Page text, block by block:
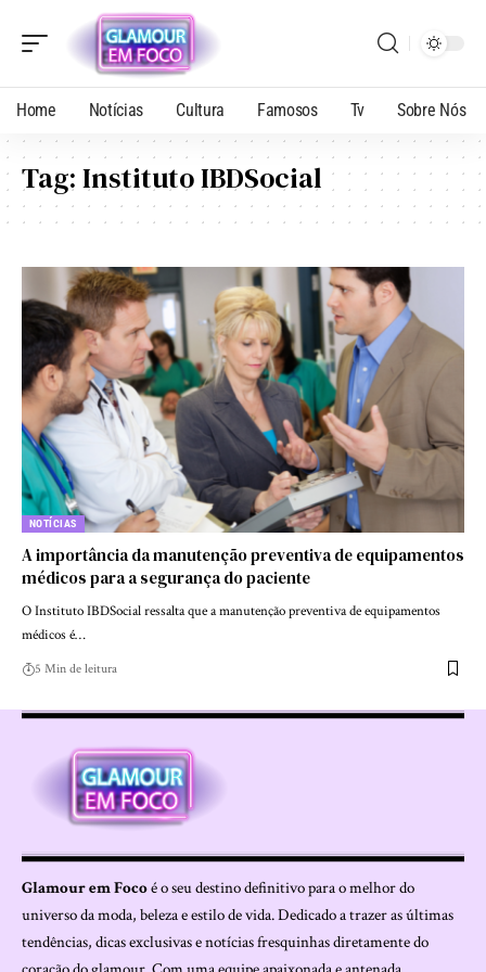
Home Notícias Cultura Famosos Tv Sobre Nós
Tag:Instituto IBDSocial
NOTÍCIAS
A importância da manutenção preventiva de equipamentos
médicos para a segurança do paciente
O Instituto IBDSocial ressalta que a manutenção preventiva de equipamentos
médicos é…
5 Min de leitura
Glamour em Focoé o seu destino definitivo para o melhor do
universo da moda, beleza e estilo de vida. Dedicado a trazer as últimas
tendências, dicas exclusivas e notícias fresquinhas diretamente do